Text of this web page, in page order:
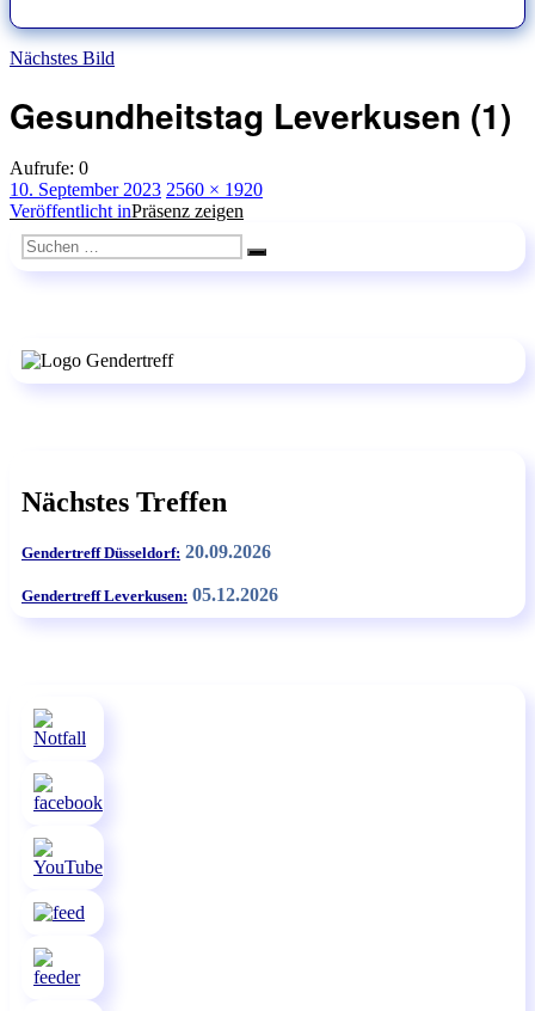
Nächstes Bild
Gesundheitstag Leverkusen (1)
Aufrufe: 0
Veröffentlicht
am
10. September 2023 Originalgröße
2560 × 1920
Beitragsnavigation
Veröffentlicht inPräsenz zeigen
Suchen
nach:
Suchen
Nächstes Treffen
Gendertreff Düsseldorf: 20.09.2026
Gendertreff Leverkusen: 05.12.2026